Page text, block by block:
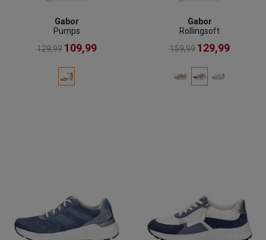
Gabor
Pumps
129,99 109,99
Gabor
Rollingsoft
159,99 129,99